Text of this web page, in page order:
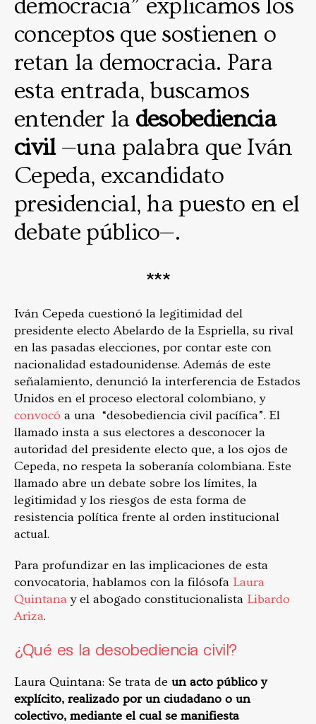
democracia” explicamos los
conceptos que sostienen o
retan la democracia. Para
esta entrada, buscamos
entender la desobediencia
civil—una palabra que Iván
Cepeda, excandidato
presidencial, ha puesto en el
debate público—.
***
Iván Cepeda cuestionó la legitimidad del
presidente electo Abelardo de la Espriella, su rival
en las pasadas elecciones, por contar este con
nacionalidad estadounidense. Además de este
señalamiento, denunció la interferencia de Estados
Unidos en el proceso electoral colombiano, y
convocó a una “desobediencia civil pacífica”. El
llamado insta a sus electores a desconocer la
autoridad del presidente electo que, a los ojos de
Cepeda, no respeta la soberanía colombiana. Este
llamado abre un debate sobre los límites, la
legitimidad y los riesgos de esta forma de
resistencia política frente al orden institucional
actual.
Para profundizar en las implicaciones de esta
convocatoria, hablamos con la filósofa Laura
Quintana y el abogado constitucionalista Libardo
Ariza.
¿Qué es la desobediencia civil?
Laura Quintana: Se trata de un acto público y
explícito, realizado por un ciudadano o un
colectivo, mediante el cual se manifiesta